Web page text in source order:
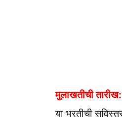
मुलाखतीची तारीख:
या भरतीची